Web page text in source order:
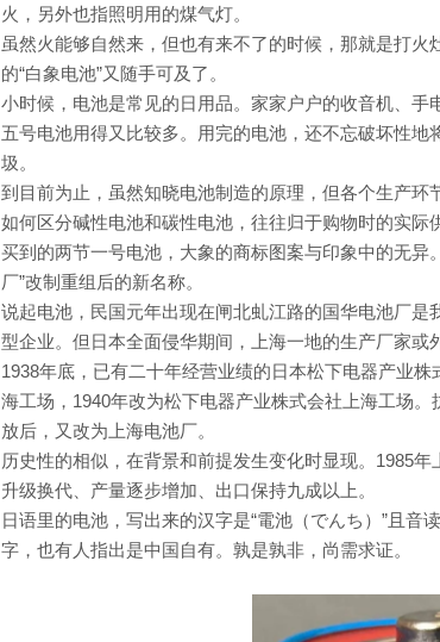
火，另外也指照明用的煤气灯。
虽然火能够自然来，但也有来不了的时候，那就是打
的“白象电池”又随手可及了。
小时候，电池是常见的日用品。家家户户的收音机、手
五号电池用得又比较多。用完的电池，还不忘破坏性
圾。
到目前为止，虽然知晓电池制造的原理，但各个生产
如何区分碱性电池和碳性电池，往往归于购物时的实际
买到的两节一号电池，大象的商标图案与印象中的无异
厂”改制重组后的新名称。
说起电池，民国元年出现在闸北虬江路的国华电池厂
型企业。但日本全面侵华期间，上海一地的生产厂家或
1938年底，已有二十年经营业绩的日本松下电器产业
海工场，1940年改为松下电器产业株式会社上海工场
放后，又改为上海电池厂。
历史性的相似，在背景和前提发生变化时显现。1985
升级换代、产量逐步增加、出口保持九成以上。
日语里的电池，写出来的汉字是“電池（でんち）”且音
字，也有人指出是中国自有。孰是孰非，尚需求证。